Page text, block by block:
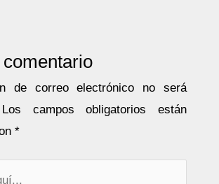
de correo electrónico no será
Los campos obligatorios están
*